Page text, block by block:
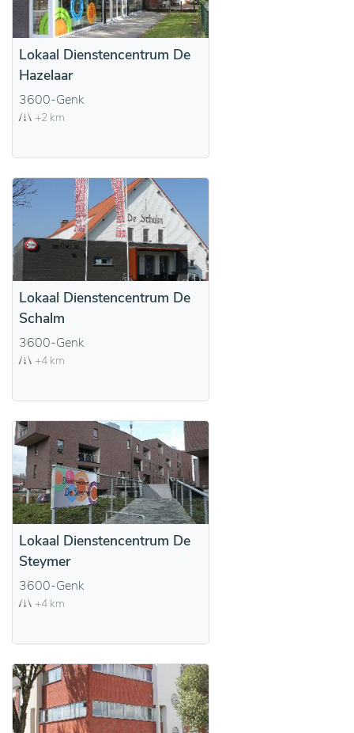
Lokaal Dienstencentrum De
Hazelaar
3600-Genk
+2 km
Lokaal Dienstencentrum De
Schalm
3600-Genk
+4 km
Lokaal Dienstencentrum De
Steymer
3600-Genk
+4 km